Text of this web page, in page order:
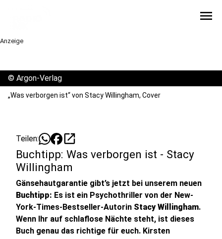
menu
Anzeige
© Argon-Verlag
„Was verborgen ist“ von Stacy Willingham, Cover
Teilen: open_in_new
Buchtipp: Was verborgen ist - Stacy
Willingham
Gänsehautgarantie gibt’s jetzt bei unserem neuen
Buchtipp: Es ist ein Psychothriller von der New-
York-Times-Bestseller-Autorin Stacy Willingham.
Wenn Ihr auf schlaflose Nächte steht, ist dieses
Buch genau das richtige für euch. Kirsten